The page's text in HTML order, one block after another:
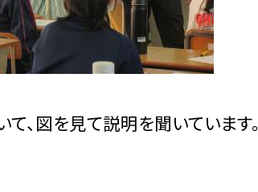
、図を見て説明を聞いています。